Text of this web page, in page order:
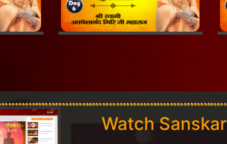
Watch Sanskar